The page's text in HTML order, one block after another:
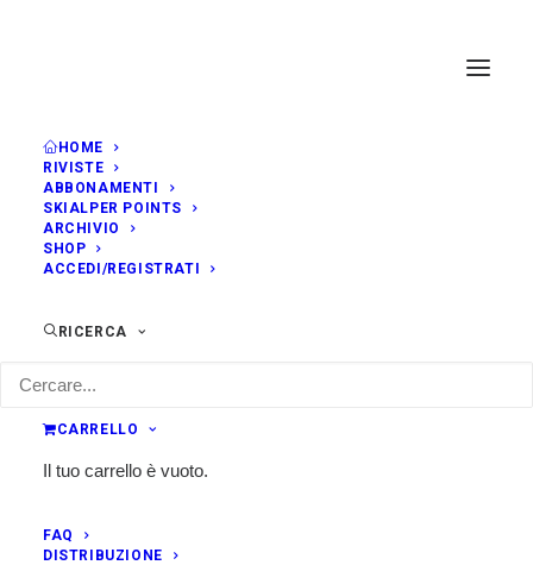
HOME
RIVISTE
ABBONAMENTI
SKIALPER POINTS
ARCHIVIO
SHOP
ACCEDI/REGISTRATI
RICERCA
CARRELLO
Il tuo carrello è vuoto.
FAQ
DISTRIBUZIONE